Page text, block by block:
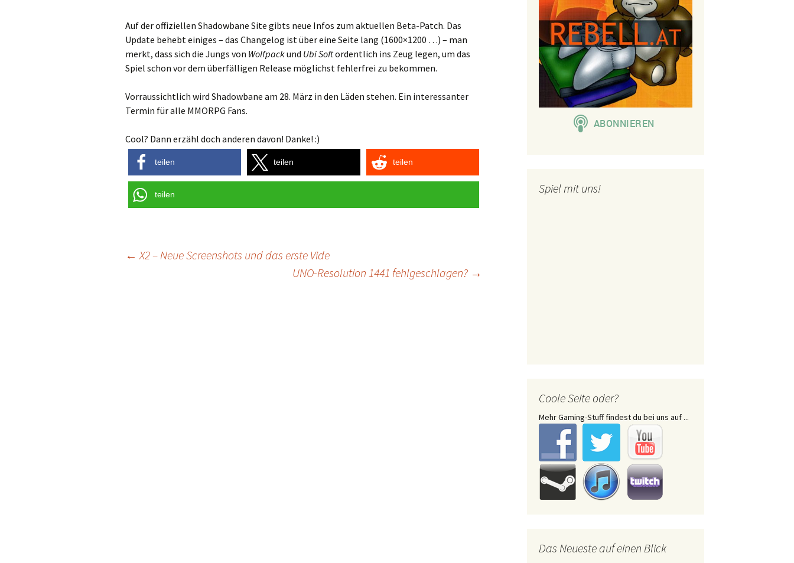
Auf der offiziellen Shadowbane Site gibts neue Infos zum aktuellen Beta-Patch. Das
Update behebt einiges – das Changelog ist über eine Seite lang (1600×1200 …) – man
merkt, dass sich die Jungs von Wolfpackund Ubi Softordentlich ins Zeug legen, um das
Spiel schon vor dem überfälligen Release möglichst fehlerfrei zu bekommen.
Vorraussichtlich wird Shadowbane am 28. März in den Läden stehen. Ein interessanter
Termin für alle MMORPG Fans.
Cool? Dann erzähl doch anderen davon! Danke! :)
teilen teilen teilen
teilen
← X2 – Neue Screenshots und das erste Vide
UNO-Resolution 1441 fehlgeschlagen? →
Spiel mit uns!
Coole Seite oder?
Mehr Gaming-Stuff findest du bei uns auf ...
Das Neueste auf einen Blick